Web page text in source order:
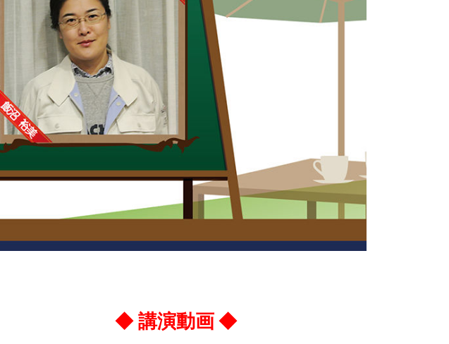
◆ 講演動画 ◆